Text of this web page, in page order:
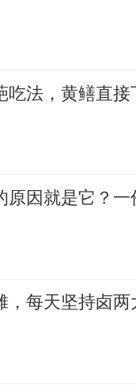
吃法，黄鳝直
原因就是它？
，每天坚持卤